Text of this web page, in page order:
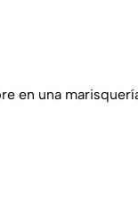
en una